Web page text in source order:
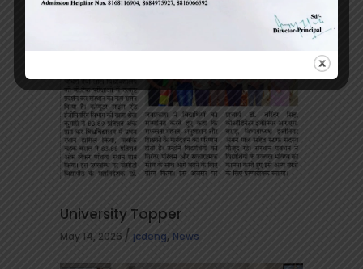
University Topper
May 14, 2026 jcdeng, News